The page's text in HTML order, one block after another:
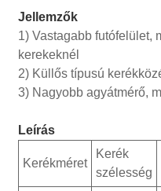
Jellemzők
1) Vastagabb futófelület,
kerekeknél
2) Küllős típusú
3) Nagyobb agyátmérő,
Leírás
Kerékméret
Kerék
szélesség